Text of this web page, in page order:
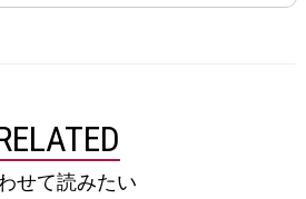
せて読みたい